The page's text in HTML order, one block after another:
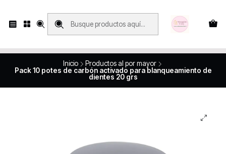
Inicio
Productos al por mayor
Pack 10 potes de carbón activado para blanqueamiento de
dientes 20 grs